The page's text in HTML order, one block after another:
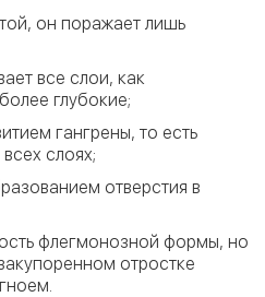
он поражает лишь
все слои, как
глубокие;
гангрены, то есть
слоях;
отверстия в
флегмонозной формы, но
отростке